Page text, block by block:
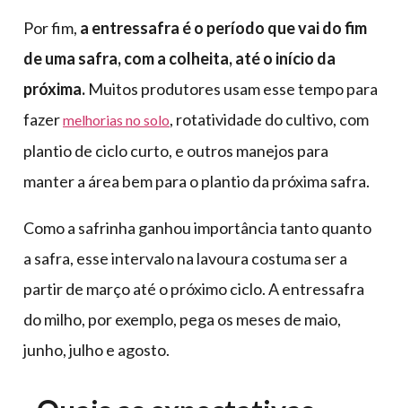
Por fim, a entressafra é o período que vai do fim
de uma safra, com a colheita, até o início da
próxima. Muitos produtores usam esse tempo para
fazermelhorias no solo, rotatividade do cultivo, com
plantio de ciclo curto, e outros manejos para
manter a área bem para o plantio da próxima safra.
Como a safrinha ganhou importância tanto quanto
a safra, esse intervalo na lavoura costuma ser a
partir de março até o próximo ciclo. A entressafra
do milho, por exemplo, pega os meses de maio,
junho, julho e agosto.